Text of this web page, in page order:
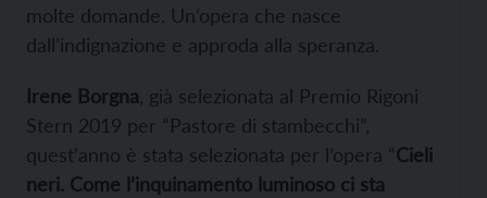
molte domande. Un’opera che nasce
dall’indignazione e approda alla speranza.
Irene Borgna , già selezionata al Premio Rigoni
Stern 2019 per “Pastore di stambecchi”,
quest’anno è stata selezionata per l’opera “Cieli
neri. Come l’inquinamento luminoso ci sta